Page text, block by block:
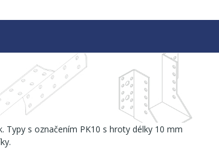
s označením PK10 s hroty délky 10 mm